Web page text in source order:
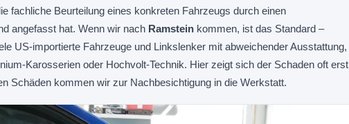
fachliche Beurteilung eines konkreten Fahrzeugs durch einen
angefasst hat. Wenn wir nach Ramstein kommen, ist das Standard –
US-importierte Fahrzeuge und Linkslenker mit abweichender Ausstattung,
Karosserien oder Hochvolt-Technik. Hier zeigt sich der Schaden oft erst
Schäden kommen wir zur Nachbesichtigung in die Werkstatt.